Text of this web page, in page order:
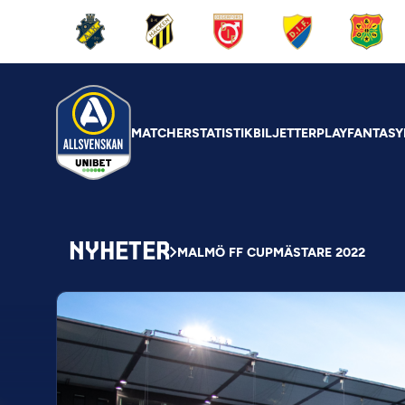
MATCHERSTATISTIKBILJETTERPLAYFANTASY
NYHETER MALMÖ FF CUPMÄSTARE 2022